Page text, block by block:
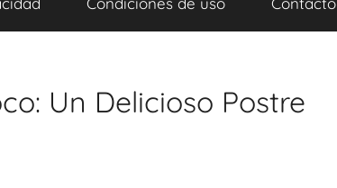
Un Delicioso Postre